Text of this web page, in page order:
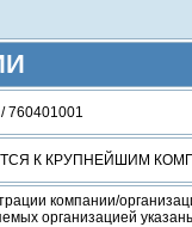
760401001
К КРУПНЕЙШИМ
компании/
организацией